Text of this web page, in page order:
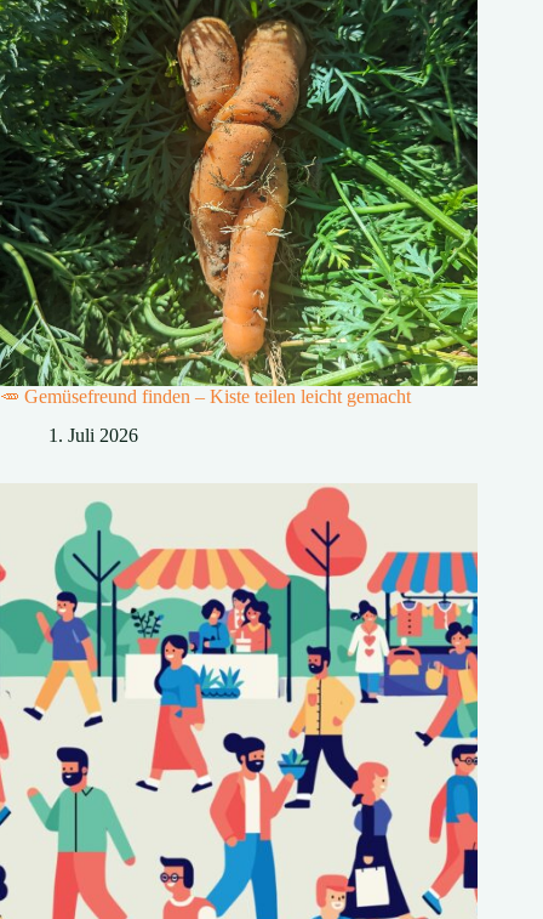
🥕 Gemüsefreund finden – Kiste teilen leicht gemacht
1. Juli 2026